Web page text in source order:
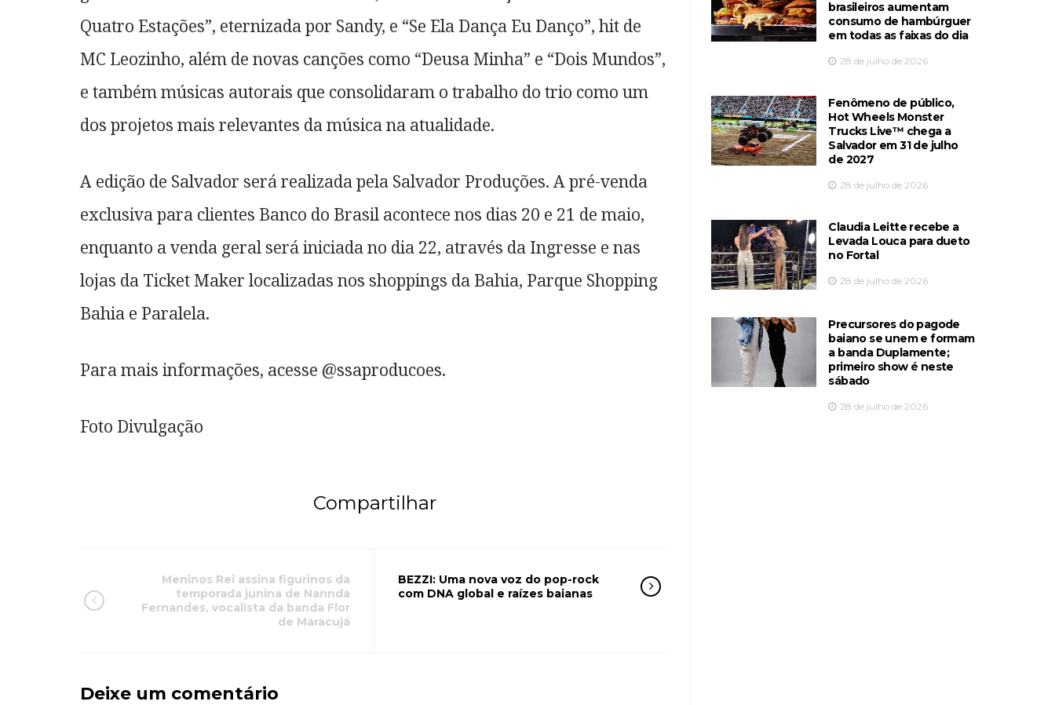
Quatro Estações”, eternizada por Sandy, e “Se Ela Dança Eu Danço”, hit de
MC Leozinho, além de novas canções como “Deusa Minha” e “Dois Mundos”,
e também músicas autorais que consolidaram o trabalho do trio como um
dos projetos mais relevantes da música na atualidade.
A edição de Salvador será realizada pela Salvador Produções. A pré-venda
exclusiva para clientes Banco do Brasil acontece nos dias 20 e 21 de maio,
enquanto a venda geral será iniciada no dia 22, através da Ingresse e nas
lojas da Ticket Maker localizadas nos shoppings da Bahia, Parque Shopping
Bahia e Paralela.
Para mais informações, acesse @ssaproducoes.
Foto Divulgação
Compartilhar
Meninos Rei assina figurinos da
temporada junina de Nannda
Fernandes, vocalista da banda Flor
de Maracujá
BEZZI: Uma nova voz do pop-rock
com DNA global e raízes baianas
Deixe um comentário
brasileiros aumentam
consumo de hambúrguer
em todas as faixas do dia
28 de julho de 2026
Fenômeno de público,
Hot Wheels Monster
Trucks Live™️ chega a
Salvador em 31 de julho
de 2027
28 de julho de 2026
Claudia Leitte recebe a
Levada Louca para dueto
no Fortal
28 de julho de 2026
Precursores do pagode
baiano se unem e formam
a banda Duplamente;
primeiro show é neste
sábado
28 de julho de 2026